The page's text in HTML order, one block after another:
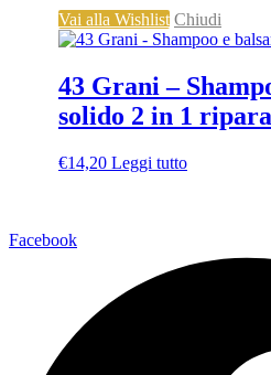
Vai alla Wishlist Chiudi
43 Grani –
solido 2 in 1
€14,20 Leggi tutto
Facebook